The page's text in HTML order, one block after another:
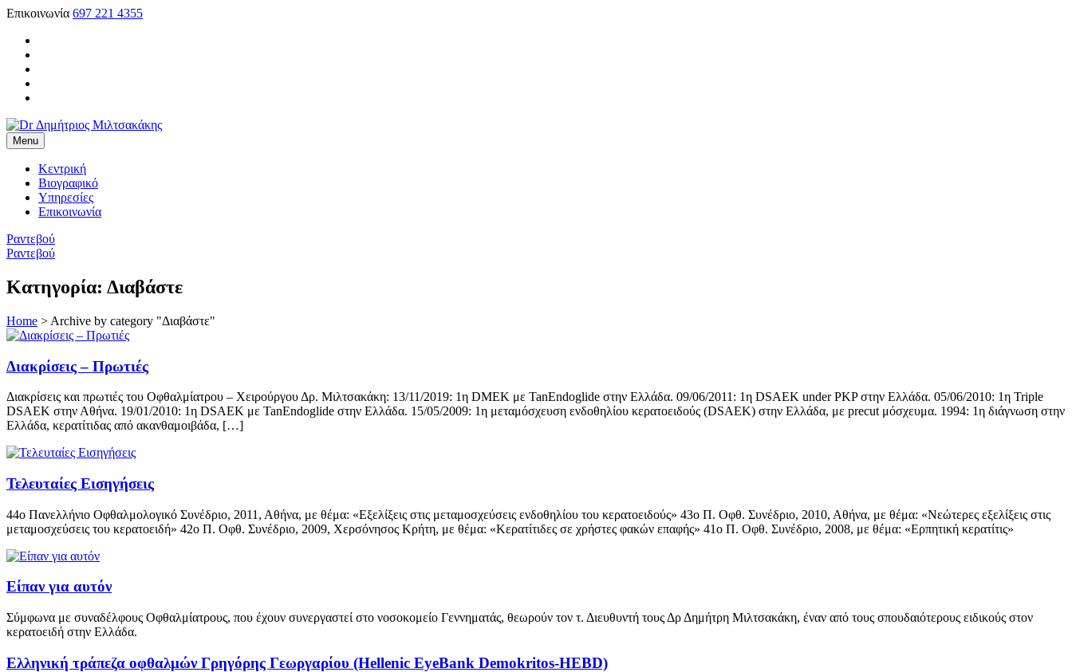
Skip
content
Επικοινωνία 697 221 4355
Dr Δημήτριος Μιλτσακάκης
Χειρούργος Οφθαλμίατρος
Menu
Κεντρική
Βιογραφικό
Υπηρεσίες
Επικοινωνία
Ραντεβού
Ραντεβού
Κατηγορία: Διαβάστε
Home > Archive by category "Διαβάστε"
Διακρίσεις – Πρωτιές
Διακρίσεις και πρωτιές του Οφθαλμίατρου – Χειρούργου Δρ. Μιλτσακάκη: 13/11/2019: 1η DMEK με TanEndoglide στην Ελλάδα. 09/06/2011: 1η DSAEK under PKP στην Ελλάδα. 05/06/2010: 1η Triple
DSAEK στην Αθήνα. 19/01/2010: 1η DSAEK με TanEndoglide στην Ελλάδα. 15/05/2009: 1η μεταμόσχευση ενδοθηλίου κερατοειδούς (DSAEK) στην Ελλάδα, με precut μόσχευμα. 1994: 1η διάγνωση στην
Ελλάδα, κερατίτιδας από ακανθαμοιβάδα, […]
Τελευταίες Εισηγήσεις
44ο Πανελλήνιο Οφθαλμολογικό Συνέδριο, 2011, Αθήνα, με θέμα: «Εξελίξεις στις μεταμοσχεύσεις ενδοθηλίου του κερατοειδούς» 43ο Π. Οφθ. Συνέδριο, 2010, Αθήνα, με θέμα: «Νεώτερες εξελίξεις στις
μεταμοσχεύσεις του κερατοειδή» 42ο Π. Οφθ. Συνέδριο, 2009, Χερσόνησος Κρήτη, με θέμα: «Κερατίτιδες σε χρήστες φακών επαφής» 41ο Π. Οφθ. Συνέδριο, 2008, με θέμα: «Ερπητική κερατίτις»
Είπαν για αυτόν
Σύμφωνα με συναδέλφους Οφθαλμίατρους, που έχουν συνεργαστεί στο νοσοκομείο Γεννηματάς, θεωρούν τον τ. Διευθυντή τους Δρ Δημήτρη Μιλτσακάκη, έναν από τους σπουδαιότερους ειδικούς στον
κερατοειδή στην Ελλάδα.
Ελληνική τράπεζα οφθαλμών Γρηγόρης Γεωργαρίου (Ηellenic EyeBank Demokritos-HEBD)